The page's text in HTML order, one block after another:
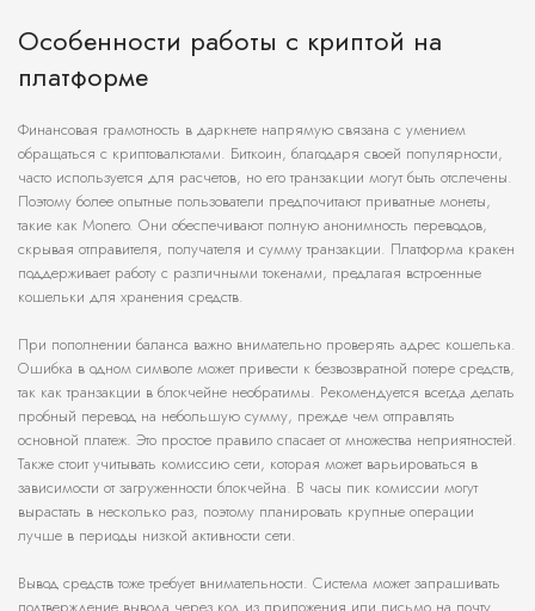
Особенности работы с криптой на
платформе
Финансовая грамотность в даркнете напрямую связана с умением
обращаться с криптовалютами. Биткоин, благодаря своей популярности,
часто используется для расчетов, но его транзакции могут быть отслечены.
Поэтому более опытные пользователи предпочитают приватные монеты,
такие как Monero. Они обеспечивают полную анонимность переводов,
скрывая отправителя, получателя и сумму транзакции. Платформа кракен
поддерживает работу с различными токенами, предлагая встроенные
кошельки для хранения средств.
При пополнении баланса важно внимательно проверять адрес кошелька.
Ошибка в одном символе может привести к безвозвратной потере средств,
так как транзакции в блокчейне необратимы. Рекомендуется всегда делать
пробный перевод на небольшую сумму, прежде чем отправлять
основной платеж. Это простое правило спасает от множества неприятностей.
Также стоит учитывать комиссию сети, которая может варьироваться в
зависимости от загруженности блокчейна. В часы пик комиссии могут
вырастать в несколько раз, поэтому планировать крупные операции
лучше в периоды низкой активности сети.
Вывод средств тоже требует внимательности. Система может запрашивать